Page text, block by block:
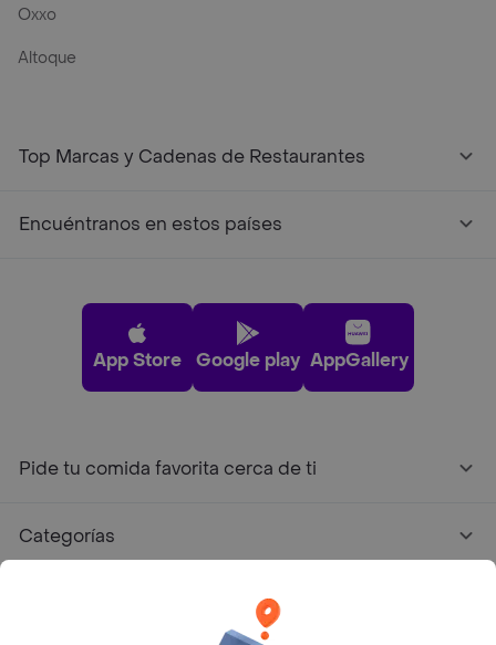
Oxxo
Altoque
Top Marcas y Cadenas de Restaurantes
Encuéntranos en estos países
App Store Google play AppGallery
Pide tu comida favorita cerca de ti
Categorías